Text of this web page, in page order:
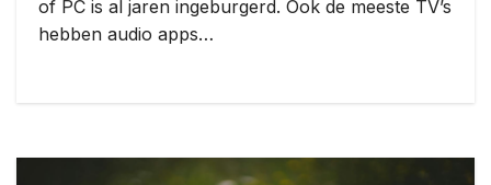
of PC is al jaren ingeburgerd. Ook de meeste TV’s
hebben audio apps…